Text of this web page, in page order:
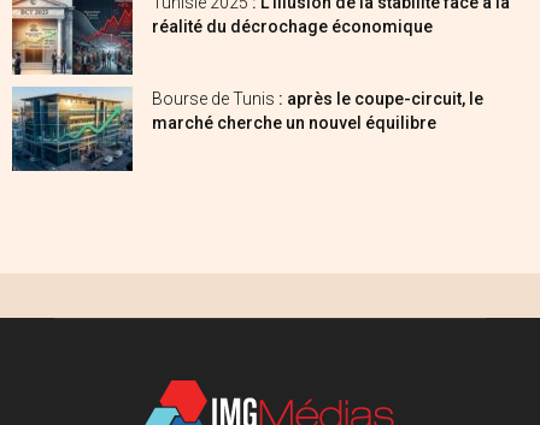
réalité du décrochage économique
Bourse de Tunis : après le coupe-circuit, le
marché cherche un nouvel équilibre